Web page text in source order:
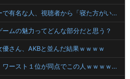
【動画】ショートスリーパーで有名な人、視聴者から「寝た方がいい」と言われブチギレ
ムの魅力ってどんな部分だと思う？
優さん、AKBと並んだ結果ｗｗｗｗ
日本をダメにした総理大臣、ワースト１位が同点でこの人ｗｗｗｗｗｗ